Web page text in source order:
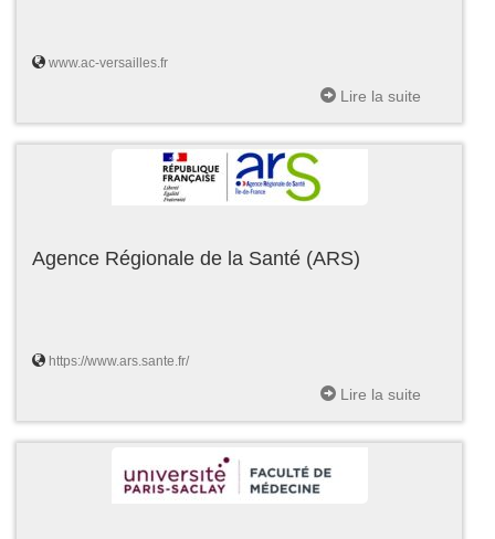
www.ac-versailles.fr
Lire la suite
Agence Régionale de la Santé (ARS)
https://www.ars.sante.fr/
Lire la suite